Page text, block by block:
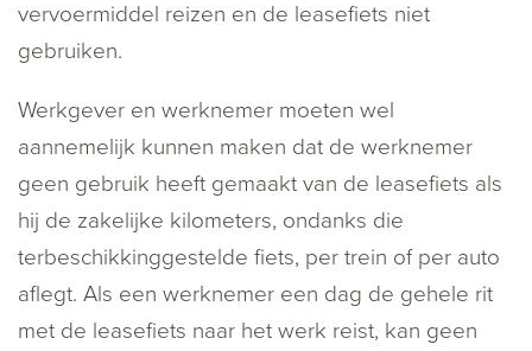
vervoermiddel reizen en de leasefiets niet
gebruiken.
Werkgever en werknemer moeten wel
aannemelijk kunnen maken dat de werknemer
geen gebruik heeft gemaakt van de leasefiets als
hij de zakelijke kilometers, ondanks die
terbeschikkinggestelde fiets, per trein of per auto
aflegt. Als een werknemer een dag de gehele rit
met de leasefiets naar het werk reist, kan geen